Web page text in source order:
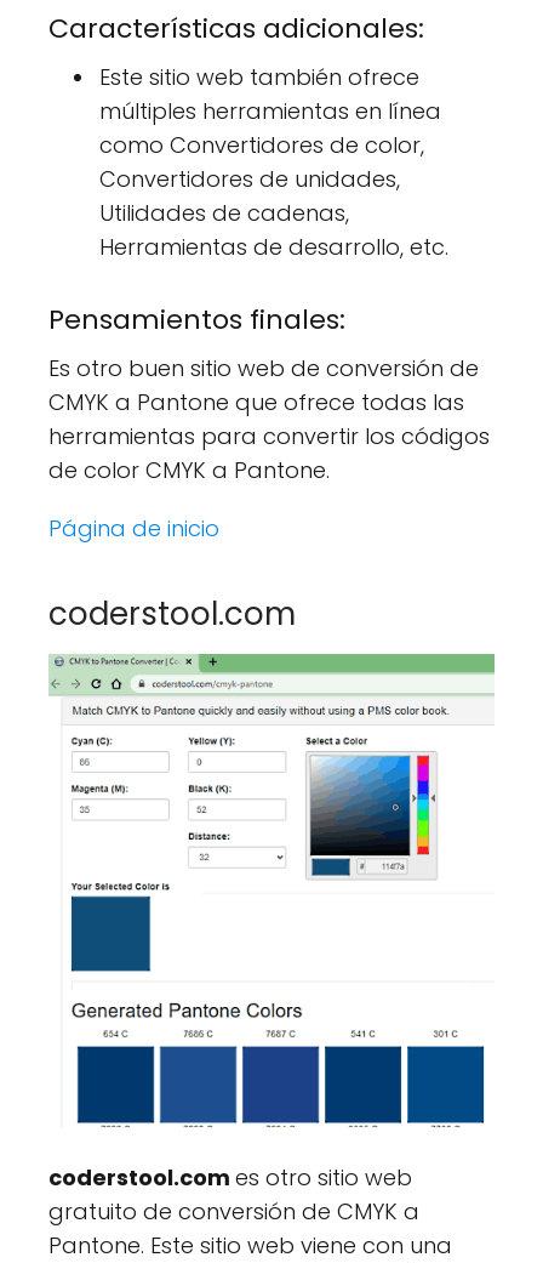
Características adicionales:
Este sitio web también ofrece
múltiples herramientas en línea
como Convertidores de color,
Convertidores de unidades,
Utilidades de cadenas,
Herramientas de desarrollo, etc.
Pensamientos finales:
Es otro buen sitio web de conversión de
CMYK a Pantone que ofrece todas las
herramientas para convertir los códigos
de color CMYK a Pantone.
Página de inicio
coderstool.com
coderstool.com es otro sitio web
gratuito de conversión de CMYK a
Pantone. Este sitio web viene con una